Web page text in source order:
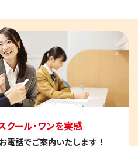
クール・ワンを実感
電話でご案内いたします！